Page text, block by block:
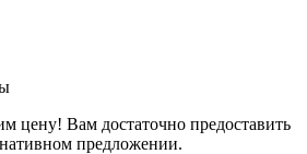
цену! Вам достаточно предоставить
предложении.